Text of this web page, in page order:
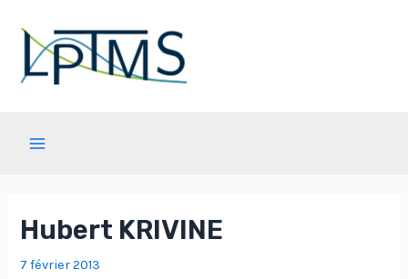
contenu
Hubert KRIVINE
7 février 2013